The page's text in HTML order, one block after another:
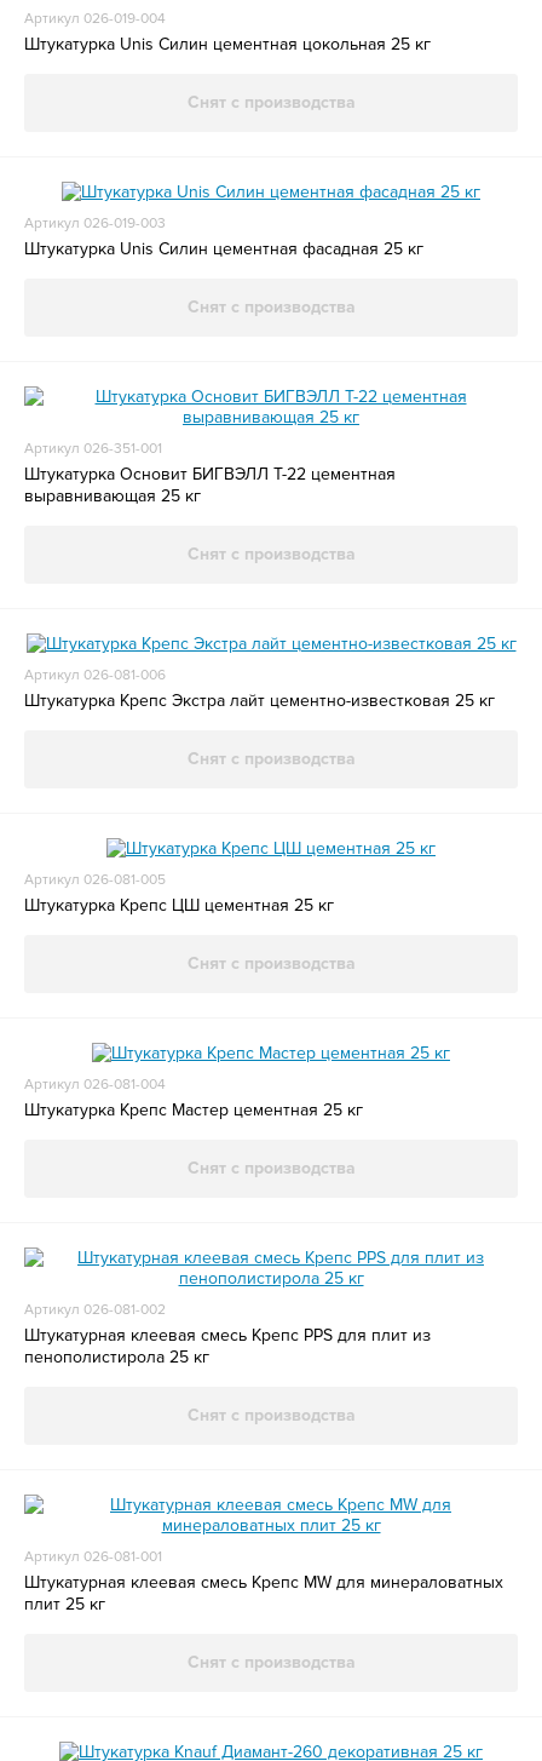
Артикул 026-019-004
Штукатурка Unis Силин цементная цокольная 25 кг
Снят с производства
Артикул 026-019-003
Штукатурка Unis Силин цементная фасадная 25 кг
Снят с производства
Артикул 026-351-001
Штукатурка Основит БИГВЭЛЛ Т-22 цементная
выравнивающая 25 кг
Снят с производства
Артикул 026-081-006
Штукатурка Крепс Экстра лайт цементно-известковая 25 кг
Снят с производства
Артикул 026-081-005
Штукатурка Крепс ЦШ цементная 25 кг
Снят с производства
Артикул 026-081-004
Штукатурка Крепс Мастер цементная 25 кг
Снят с производства
Артикул 026-081-002
Штукатурная клеевая смесь Крепс PPS для плит из
пенополистирола 25 кг
Снят с производства
Артикул 026-081-001
Штукатурная клеевая смесь Крепс MW для минераловатных
плит 25 кг
Снят с производства